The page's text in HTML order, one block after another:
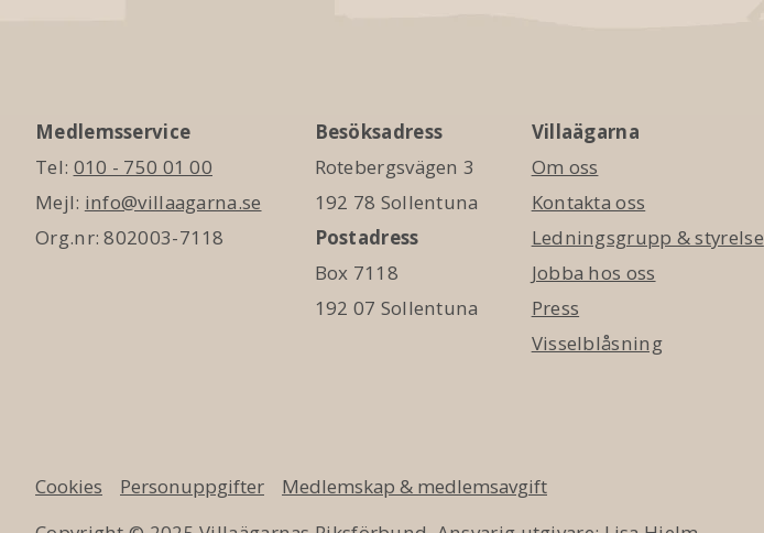
Medlemsservice
Tel: 010 - 750 01 00
Mejl: info@villaagarna.se
Org.nr: 802003-7118
Besöksadress
Rotebergsvägen 3
192 78 Sollentuna
Postadress
Box 7118
192 07 Sollentuna
Villaägarna
Om oss
Kontakta oss
Ledningsgrupp & styrelse
Jobba hos oss
Press
Visselblåsning
Cookies Personuppgifter
Medlemskap & medlemsavgift